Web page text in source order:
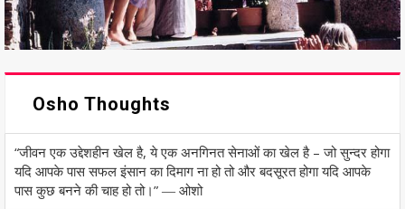
Osho Thoughts
“जीवन एक उद्देशहीन खेल है, ये एक अनगिनत सेनाओं का खेल है – जो सुन्दर होगा
यदि आपके पास सफल इंसान का दिमाग ना हो तो और बदसूरत होगा यदि आपके
पास कुछ बनने की चाह हो तो।” ― ओशो